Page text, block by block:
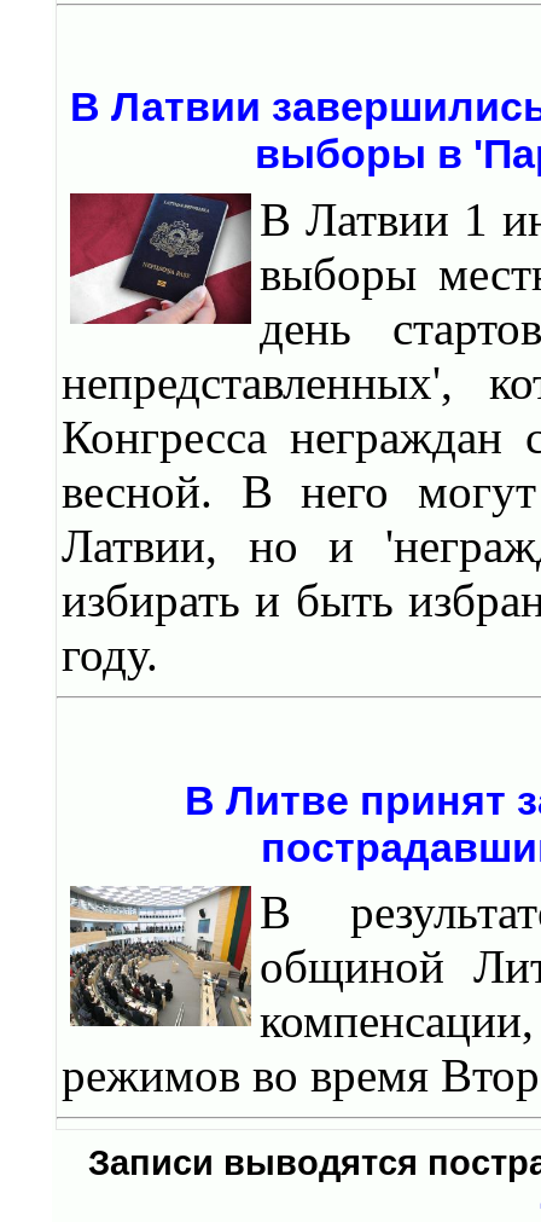
В Латвии
выборы в
В Латвии 1
выборы
день
непредставленных',
Конгресса неграждан
весной. В него
Латвии, но и
избирать и быть
году.
В Литве принят
В
общиной
режимов во время
Записи выводятся